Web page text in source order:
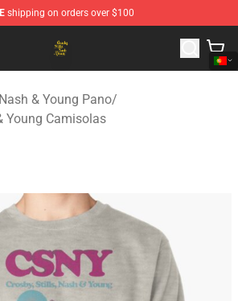
shipping on orders over $100
& Young Store - Official Crosby,
& Young Pano/
Young Camisolas